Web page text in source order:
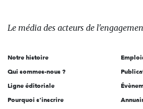
des
l'engagement
Le média des acteurs de
Notre histoire
Qui sommes-nous ?
Ligne éditoriale
Pourquoi s'inscrire